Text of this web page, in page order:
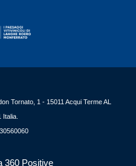
Tornato, 1 - 15011 Acqui Terme AL
Italia.
360 Positive